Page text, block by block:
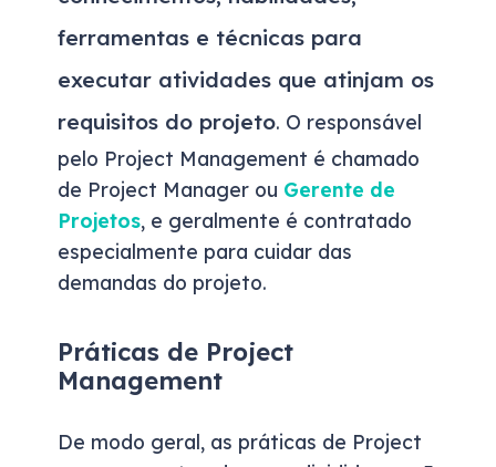
ferramentas e técnicas para
executar atividades que atinjam os
requisitos do projeto. O responsável
pelo Project Management é chamado
de Project Manager ou Gerente de
Projetos, e geralmente é contratado
especialmente para cuidar das
demandas do projeto.
Práticas de Project
Management
De modo geral, as práticas de Project